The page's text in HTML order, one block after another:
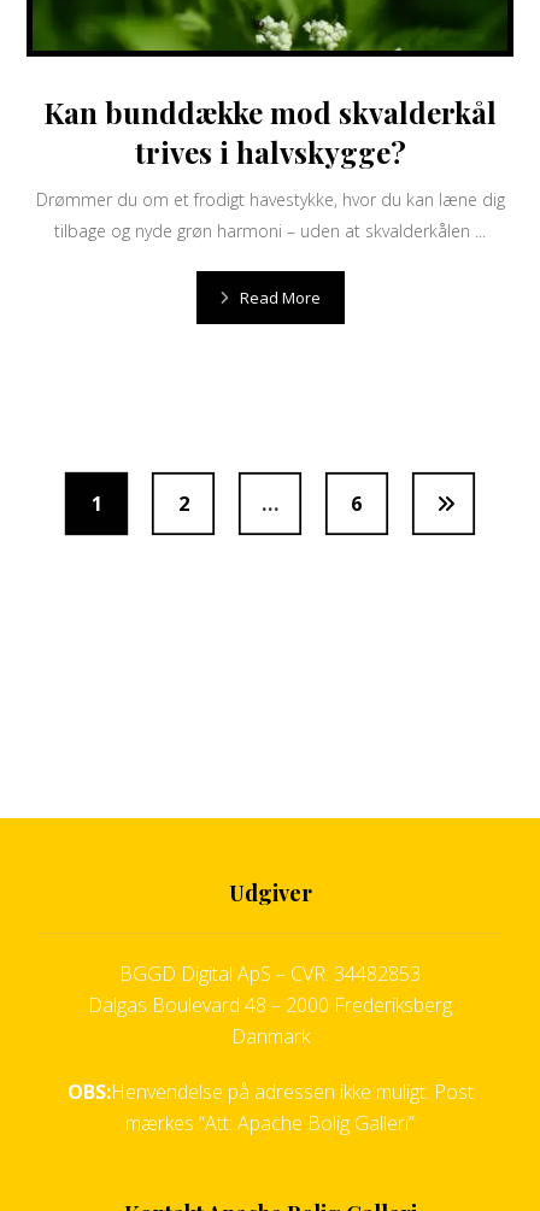
Kan bunddække mod skvalderkål
trives i halvskygge?
Drømmer du om et frodigt havestykke, hvor du kan læne dig
tilbage og nyde grøn harmoni – uden at skvalderkålen ...
Read More
1 2 … 6
Udgiver
BGGD Digital ApS – CVR: 34482853
Dalgas Boulevard 48 – 2000 Frederiksberg
Danmark
OBS:Henvendelse på adressen ikke muligt. Post
mærkes “Att: Apache Bolig Galleri”